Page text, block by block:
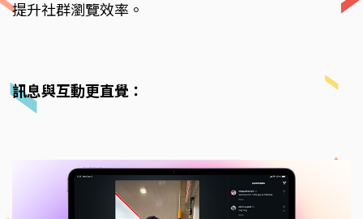
提升社群瀏覽效率。
訊息與互動更直覺：